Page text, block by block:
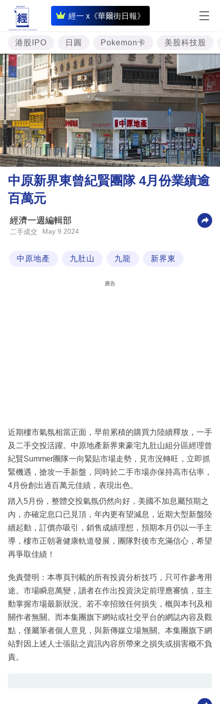
經一 x《華爾街日報》
即
時
財
經
專
題
投
資
樓
市
理
財
業
科
區
港股IPO 日圓 Pokemon卡 美股科技股
中原新界東曾紀賢團隊 4月份業績逾
百萬元
經濟一週編輯部
二手成交 May 9 2024
中原地產 九肚山 九龍 新界東
廣告
近期樓市氣氛相當正面，早前累積的購買力陸續釋放，一手
及二手交投活躍。中原地產新界東豪宅九肚山組分區經理曾
紀賢Summer團隊一向緊貼市場走勢，見市況轉旺，立即抓
緊機遇，搶攻一手新盤，同時於二手市場亦保持高市佔率，
4月份創出過百萬元佳績，表現出色。
踏入5月份，整體交投氣氛仍然向好，美國不加息屬預期之
內，亦確定息口已見頂，年內更有望減息，近期大型新盤陸
續起動，訂價亦吸引，銷售成績理想，預期本月仍以一手主
導，樓市正朝著健康軌道發展，團隊對後市充滿信心，希望
再爭取佳績！
免責聲明：本專頁刊載的所有投資分析技巧，只可作參考用
途。市場瞬息萬變，讀者在作出投資決定前理應審慎，並主
動掌握市場最新狀況。若不幸招致任何損失，概與本刊及相
關作者無關。而本集團旗下網站或社交平台的網誌內容及觀
點，僅屬筆者個人意見，與新傳媒立場無關。本集團旗下網
站對因上述人士張貼之資訊內容所帶來之損失或損害概不負
責。